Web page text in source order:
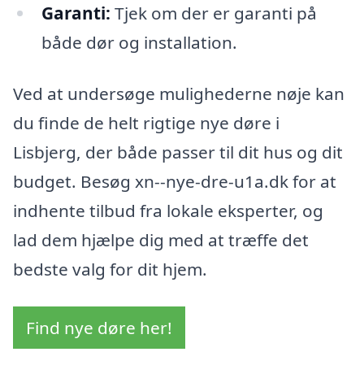
Garanti: Tjek om der er garanti på
både dør og installation.
Ved at undersøge mulighederne nøje kan
du finde de helt rigtige nye døre i
Lisbjerg, der både passer til dit hus og dit
budget. Besøg xn--nye-dre-u1a.dk for at
indhente tilbud fra lokale eksperter, og
lad dem hjælpe dig med at træffe det
bedste valg for dit hjem.
Find nye døre her!